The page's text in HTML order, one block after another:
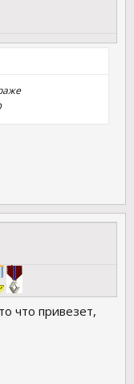
что привезет,